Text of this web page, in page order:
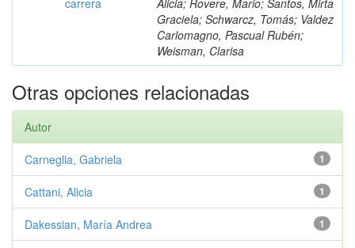
carrera
Alicia; Rovere, Mario; Santos, Mirta
Graciela; Schwarcz, Tomás; Valdez
Carlomagno, Pascual Rubén;
Weisman, Clarisa
Otras opciones relacionadas
Autor
1
Carneglia, Gabriela
1
Cattani, Alicia
1
Dakessian, María Andrea